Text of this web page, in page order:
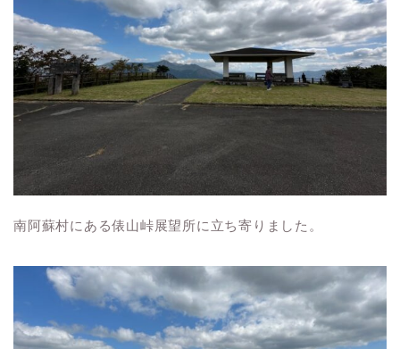
南阿蘇村にある俵山峠展望所に立ち寄りました。